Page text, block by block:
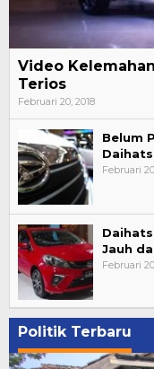
Video
Terios
Februari 20, 2018
Belum
Februari
Jauh
Februari
Politik Terbaru